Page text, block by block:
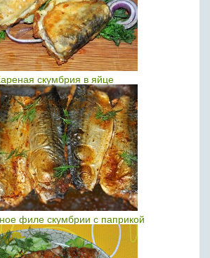
скумбрия в яйце
филе скумбрии с паприкой